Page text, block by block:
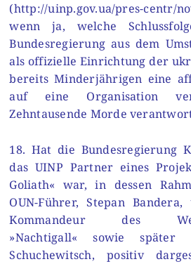
(http://uinp.gov.ua/pres-
wenn ja, welche
Bundesregierung aus dem
als offizielle Einrichtung der
bereits Minderjährigen eine
auf eine Organisation
Zehntausende Morde
18. Hat die Bundesregierung
das UINP Partner eines
Goliath« war, in dessen
OUN-Führer, Stepan
Kommandeur des
»Nachtigall« sowie später
Schuchewitsch, positiv